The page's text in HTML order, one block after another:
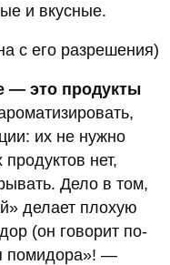
и вкусные.
с его разрешения)
— это продукты
их не нужно
нет,
Дело в том,
делает плохую
(он говорит по-
помидора»! —